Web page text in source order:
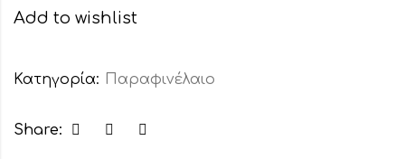
Add to wishlist
Κατηγορία: Παραφινέλαιο
Share: